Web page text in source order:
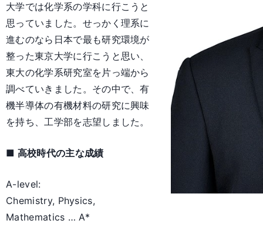
大学では化学系の学科に行こうと
思っていました。せっかく理系に
進むのなら日本で最も研究環境が
整った東京大学に行こうと思い、
東大の化学系研究室を片っ端から
調べていきました。その中で、有
機半導体の有機材料の研究に興味
を持ち、工学部を志望しました。
■ 高校時代の主な成績
A-level:
Chemistry, Physics,
Mathematics … A*